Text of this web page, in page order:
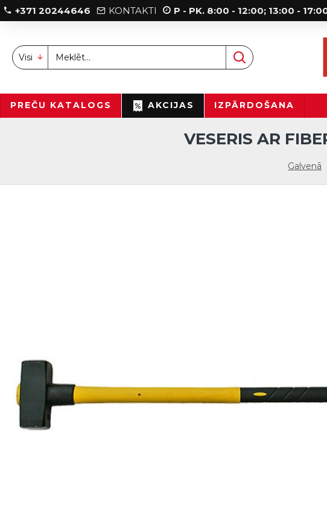
+371 20244646 KONTAKTI P - PK. 8:00 - 12:00; 13:00 -
Visi
PREČU KATALOGS AKCIJAS IZPĀRDOŠANA
Galvenā
VESERIS AR